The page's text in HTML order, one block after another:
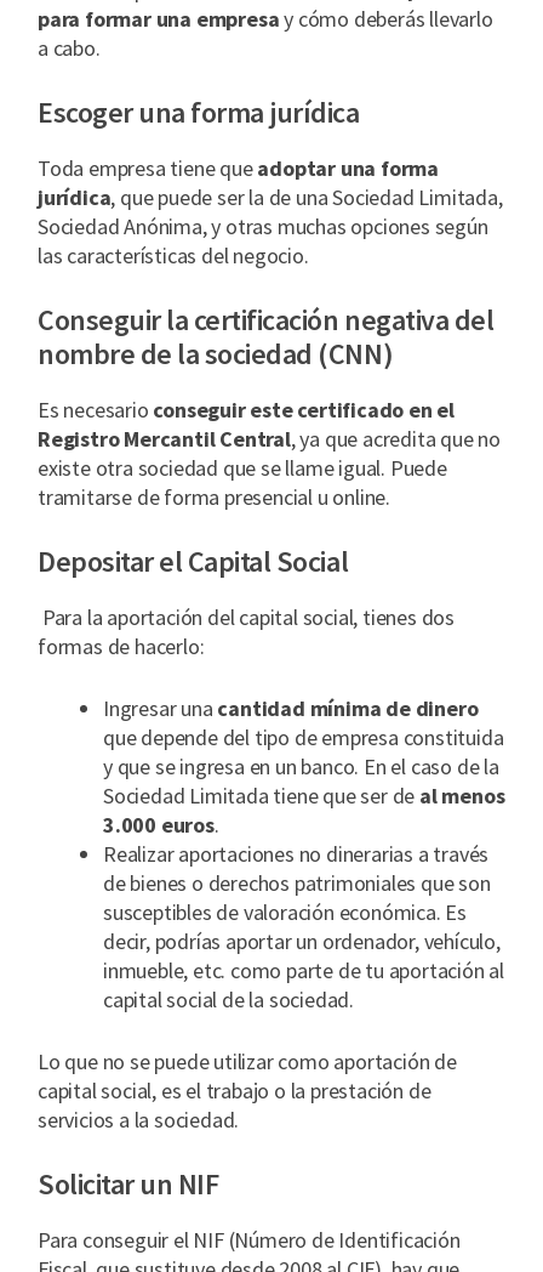
para formar una empresay cómo deberás llevarlo
a cabo.
Escoger una forma jurídica
Toda empresa tiene queadoptar una forma
jurídica, que puede ser la de una Sociedad Limitada,
Sociedad Anónima, y otras muchas opciones según
las características del negocio.
Conseguir la certificación negativa del
nombre de la sociedad (CNN)
Es necesario conseguir este certificado en el
Registro Mercantil Central, ya que acredita que no
existe otra sociedad que se llame igual. Puede
tramitarse de forma presencial u online.
Depositar el Capital Social
Para la aportación del capital social, tienes dos
formas de hacerlo:
Ingresar una cantidad mínima de dinero
que depende del tipo de empresa constituida
y que se ingresa en un banco. En el caso de la
Sociedad Limitada tiene que ser de al menos
3.000 euros.
Realizar aportaciones no dinerarias a través
de bienes o derechos patrimoniales que son
susceptibles de valoración económica. Es
decir, podrías aportar un ordenador, vehículo,
inmueble, etc. como parte de tu aportación al
capital social de la sociedad.
Lo que no se puede utilizar como aportación de
capital social, es el trabajo o la prestación de
servicios a la sociedad.
Solicitar un NIF
Para conseguir el NIF (Número de Identificación